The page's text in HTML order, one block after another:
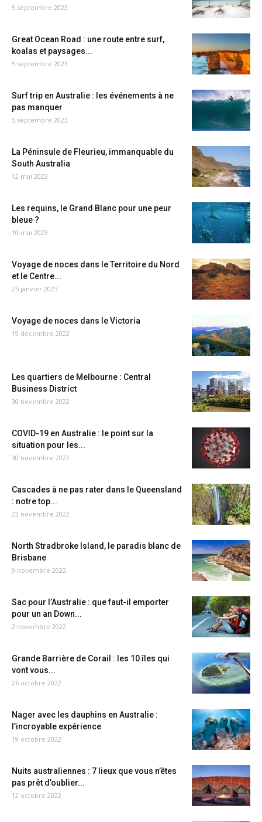
5 septembre 2023
Great Ocean Road : une route entre surf,
koalas et paysages...
5 septembre 2023
Surf trip en Australie : les événements à ne
pas manquer
5 septembre 2023
La Péninsule de Fleurieu, immanquable du
South Australia
12 mai 2023
Les requins, le Grand Blanc pour une peur
bleue ?
10 mai 2023
Voyage de noces dans le Territoire du Nord
et le Centre...
25 janvier 2023
Voyage de noces dans le Victoria
19 décembre 2022
Les quartiers de Melbourne : Central
Business District
30 novembre 2022
COVID-19 en Australie : le point sur la
situation pour les...
30 novembre 2022
Cascades à ne pas rater dans le Queensland
: notre top...
23 novembre 2022
North Stradbroke Island, le paradis blanc de
Brisbane
9 novembre 2022
Sac pour l’Australie : que faut-il emporter
pour un an Down...
2 novembre 2022
Grande Barrière de Corail : les 10 îles qui
vont vous...
26 octobre 2022
Nager avec les dauphins en Australie :
l’incroyable expérience
19 octobre 2022
Nuits australiennes : 7 lieux que vous n’êtes
pas prêt d’oublier...
12 octobre 2022